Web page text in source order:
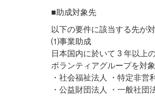
■助成対象先
以下の要件に該当する先が
⑴事業助成
日本国内に於いて 3 年以上
ボランティアグループを対象
・社会福祉法人 ・特定非営
・公益財団法人 ・一般社団